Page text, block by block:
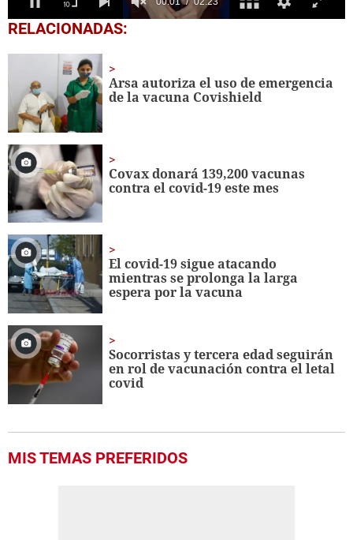
0
seconds
seconds
RELACIONADAS:
Arsa autoriza el uso de emergencia
de la vacuna Covishield
Covax donará 139,200 vacunas
contra el covid-19 este mes
El covid-19 sigue atacando
mientras se prolonga la larga
espera por la vacuna
Socorristas y tercera edad seguirán
en rol de vacunación contra el letal
covid
MIS TEMAS PREFERIDOS